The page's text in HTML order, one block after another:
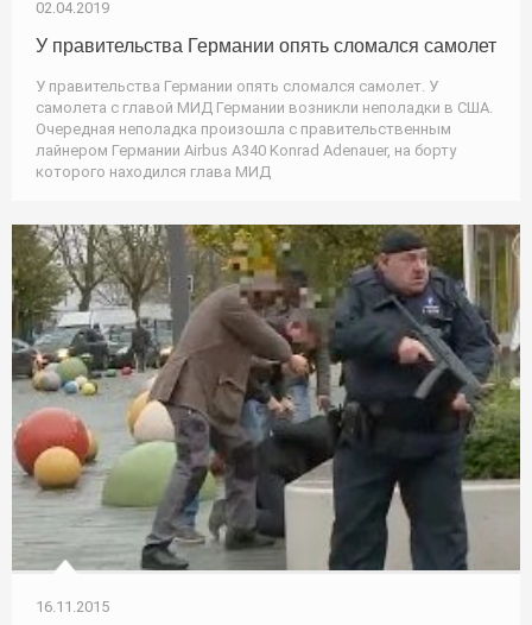
02.04.2019
У правительства Германии опять сломался самолет
У правительства Германии опять сломался самолет. У
самолета с главой МИД Германии возникли неполадки в США.
Очередная неполадка произошла с правительственным
лайнером Германии Airbus А340 Konrad Adenauer, на борту
которого находился глава МИД
16.11.2015